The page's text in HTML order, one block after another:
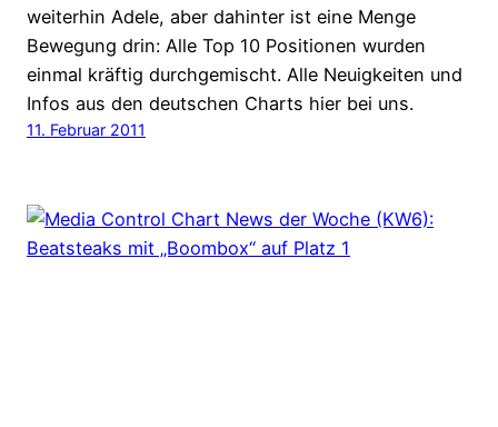
weiterhin Adele, aber dahinter ist eine Menge
Bewegung drin: Alle Top 10 Positionen wurden
einmal kräftig durchgemischt. Alle Neuigkeiten und
Infos aus den deutschen Charts hier bei uns.
11. Februar 2011